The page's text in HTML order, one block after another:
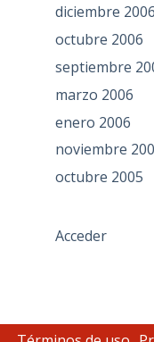
diciembre 2006
octubre 2006
septiembre
marzo 2006
enero 2006
noviembre
octubre 2005
Acceder